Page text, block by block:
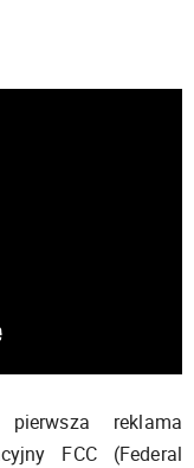
reklama
FCC (Federal